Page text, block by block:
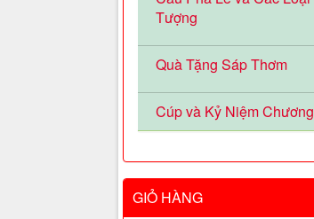
Tượng
Quà Tặng Sáp Thơm
Cúp và Kỷ Niệm Chương
GIỎ HÀNG